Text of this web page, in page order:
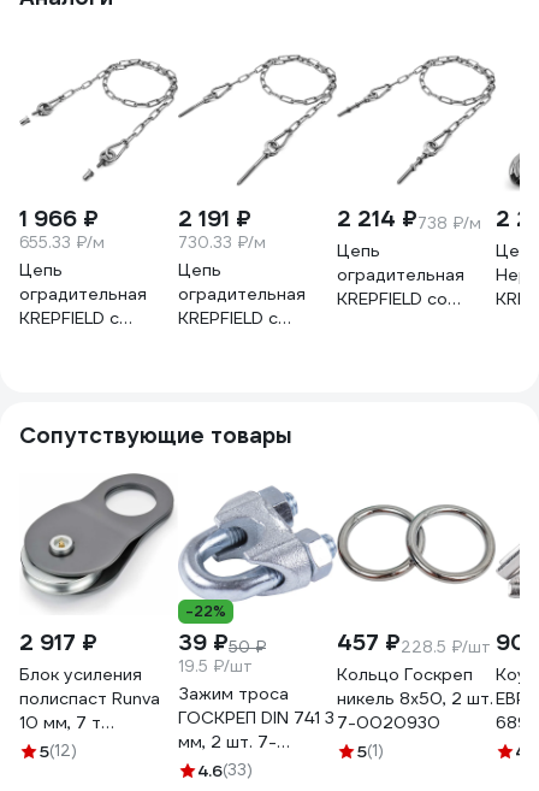
1 966 ₽
655.33 ₽/м
Цепь
оградительная
KREPFIELD с
2 191 ₽
730.33 ₽/м
Цепь
оградительная
KREPFIELD с
2 214 ₽738 ₽/м
Цепь
оградительная
KREPFIELD со
2
Цепь
Сопутствующие товары
2 917 ₽
Блок усиления
полиспаст Runva
10 мм, 7 т
PBK15000
5(12)
-22%
39 ₽50 ₽
19.5 ₽/шт
Зажим троса
ГОСКРЕП DIN 741 3
мм, 2 шт. 7-
0010250
4.6(33)
457 ₽228.5 ₽/шт
Кольцо Госкреп
никель 8х50, 2 шт.
7-0020930
5(1)
90
Коуш
4.5